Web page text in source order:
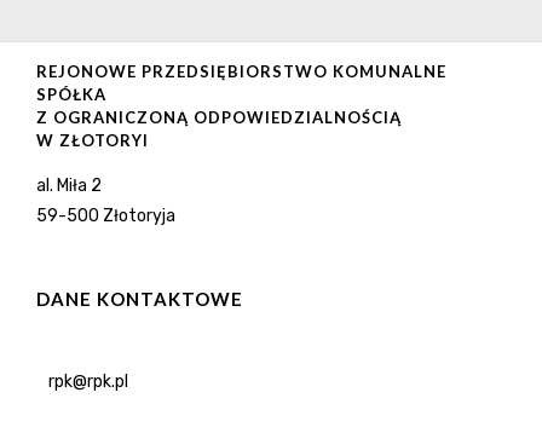
REJONOWE PRZEDSIĘBIORSTWO KOMUNALNE
SPÓŁKA
Z OGRANICZONĄ ODPOWIEDZIALNOŚCIĄ
W ZŁOTORYI
al. Miła 2
59-500 Złotoryja
DANE KONTAKTOWE
rpk@rpk.pl